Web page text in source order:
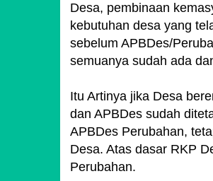
Desa, pembinaan
kebutuhan desa yang
sebelum APBDes/
semuanya sudah ada
Itu Artinya jika Desa
dan APBDes sudah
APBDes Perubahan,
Desa. Atas dasar RKP
Perubahan.